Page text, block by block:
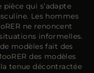
qui s’adapte
Les hommes
ne renoncent
informelles.
modèles fait des
des modèles
tenue décontractée